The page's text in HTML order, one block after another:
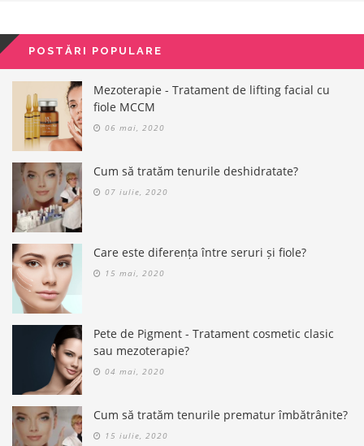
POSTĂRI POPULARE
Mezoterapie - Tratament de lifting facial cu
fiole MCCM
06 mai, 2020
Cum să tratăm tenurile deshidratate?
07 iulie, 2020
Care este diferența între seruri și fiole?
15 mai, 2020
Pete de Pigment - Tratament cosmetic clasic
sau mezoterapie?
04 mai, 2020
Cum să tratăm tenurile prematur îmbătrânite?
15 iulie, 2020